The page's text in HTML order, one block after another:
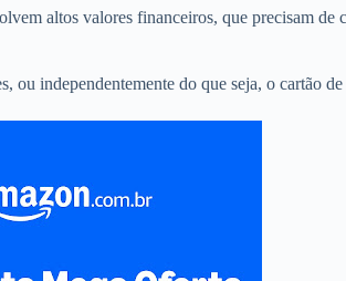
altos valores financeiros, que precisam de
ou independentemente do que seja, o cartão